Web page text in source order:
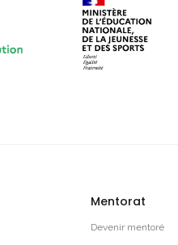
Mentorat
Devenir mentoré